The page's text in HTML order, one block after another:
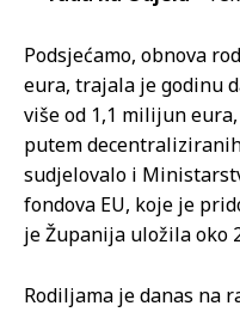
Podsjećamo, obnova
eura, trajala je godinu
više od 1,1 milijun
putem
sudjelovalo i
fondova EU, koje je
je Županija uložila oko
Rodiljama je danas na